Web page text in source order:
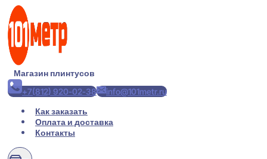
Перейти
содержимому
Магазин плинтусов
+7(812) 920-02-38
info@101metr.ru
Как заказать
Оплата и доставка
Контакты